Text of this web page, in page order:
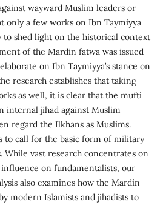
wayward Muslim leaders or
only a few works on Ibn Taymiyya
shed light on the historical context
of the Mardin fatwa was issued
on Ibn Taymiyya’s stance on
research establishes that taking
as well, it is clear that the mufti
internal jihad against Muslim
regard the Ilkhans as Muslims.
to call for the basic form of military
While vast research concentrates on
on fundamentalists, our
also examines how the Mardin
modern Islamists and jihadists to